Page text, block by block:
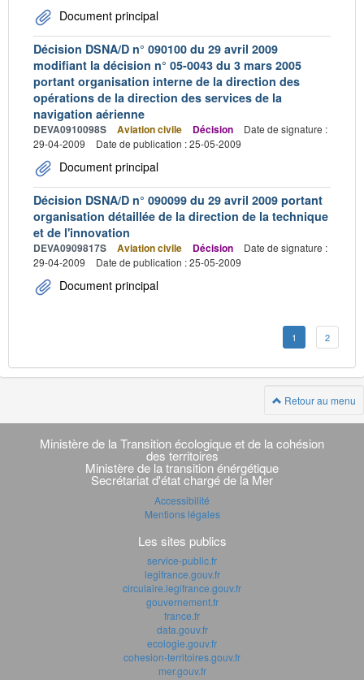
Document principal
Décision DSNA/D n° 090100 du 29 avril 2009
modifiant la décision n° 05-0043 du 3 mars 2005
portant organisation interne de la direction des
opérations de la direction des services de la
navigation aérienne
DEVA0910098S Aviation civile Décision
Date de signature :
29-04-2009
Date de publication : 25-05-2009
Document principal
Décision DSNA/D n° 090099 du 29 avril 2009 portant
organisation détaillée de la direction de la technique
et de l'innovation
DEVA0909817S Aviation civile Décision
Date de signature :
29-04-2009
Date de publication : 25-05-2009
Document principal
1 2
Retour au menu
Navigation
transverse
Ministère de la Transition écologique et de la cohésion
des territoires
Ministère de la transition énérgétique
Secrétariat d'état chargé de la Mer
Accessibilité
Mentions légales
Les sites publics
service-public.fr
legifrance.gouv.fr
circulaire.legifrance.gouv.fr
gouvernement.fr
france.fr
data.gouv.fr
ecologie.gouv.fr
cohesion-territoires.gouv.fr
mer.gouv.fr